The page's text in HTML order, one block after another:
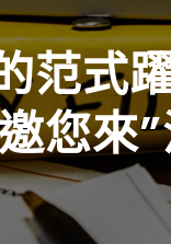
范
您來